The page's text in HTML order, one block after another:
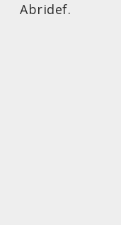
Abridef.